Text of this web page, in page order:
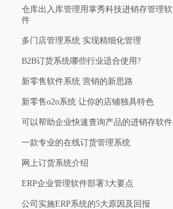
仓库出入库管理用掌秀科技进销存管理软
件
多门店管理系统 实现精细化管理
B2B订货系统哪些行业适合使用?
新零售软件系统 营销的新思路
新零售o2o系统 让你的店铺独具特色
可以帮助企业快速查询产品的进销存软件
一款专业的在线订货管理系统
网上订货系统介绍
ERP企业管理软件部署3大要点
公司实施ERP系统的5大原因及回报